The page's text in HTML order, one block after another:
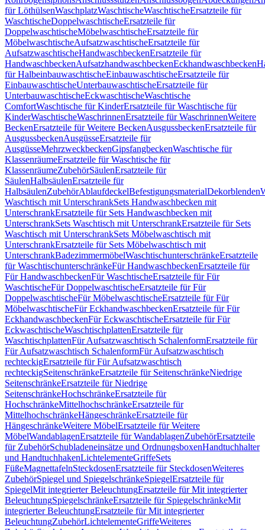
für LöthülsenWaschplatzWaschtischeWaschtischeErsatzteile für
WaschtischeDoppelwaschtischeErsatzteile für
DoppelwaschtischeMöbelwaschtischeErsatzteile für
MöbelwaschtischeAufsatzwaschtischeErsatzteile für
AufsatzwaschtischeHandwaschbeckenErsatzteile für
HandwaschbeckenAufsatzhandwaschbeckenEckhandwaschbecken
für HalbeinbauwaschtischeEinbauwaschtischeErsatzteile für
EinbauwaschtischeUnterbauwaschtischeErsatzteile für
UnterbauwaschtischeEckwaschtischeWaschtische
ComfortWaschtische für KinderErsatzteile für Waschtische für
KinderWaschtischeWaschrinnenErsatzteile für WaschrinnenWeitere
BeckenErsatzteile für Weitere BeckenAusgussbeckenErsatzteile für
AusgussbeckenAusgüsseErsatzteile für
AusgüsseMehrzweckbeckenGipsfangbeckenWaschtische für
KlassenräumeErsatzteile für Waschtische für
KlassenräumeZubehörSäulenErsatzteile für
SäulenHalbsäulenErsatzteile für
HalbsäulenZubehörAblaufdeckelBefestigungsmaterialDekorblenden
Waschtisch mit UnterschrankSets Handwaschbecken mit
UnterschrankErsatzteile für Sets Handwaschbecken mit
UnterschrankSets Waschtisch mit UnterschrankErsatzteile für Sets
Waschtisch mit UnterschrankSets Möbelwaschtisch mit
UnterschrankErsatzteile für Sets Möbelwaschtisch mit
UnterschrankBadezimmermöbelWaschtischunterschränkeErsatzteile
für WaschtischunterschränkeFür HandwaschbeckenErsatzteile für
Für HandwaschbeckenFür WaschtischeErsatzteile für Für
WaschtischeFür DoppelwaschtischeErsatzteile für Für
DoppelwaschtischeFür MöbelwaschtischeErsatzteile für Für
MöbelwaschtischeFür EckhandwaschbeckenErsatzteile für Für
EckhandwaschbeckenFür EckwaschtischeErsatzteile für Für
EckwaschtischeWaschtischplattenErsatzteile für
WaschtischplattenFür Aufsatzwaschtisch SchalenformErsatzteile für
Für Aufsatzwaschtisch SchalenformFür Aufsatzwaschtisch
rechteckigErsatzteile für Für Aufsatzwaschtisch
rechteckigSeitenschränkeErsatzteile für SeitenschränkeNiedrige
SeitenschränkeErsatzteile für Niedrige
SeitenschränkeHochschränkeErsatzteile für
HochschränkeMittelhochschränkeErsatzteile für
MittelhochschränkeHängeschränkeErsatzteile für
HängeschränkeWeitere MöbelErsatzteile für Weitere
MöbelWandablagenErsatzteile für WandablagenZubehörErsatzteile
für ZubehörSchubladeneinsätze und OrdnungsboxenHandtuchhalter
und HandtuchhakenLichtelementeGriffeSets
FüßeMagnettafelnSteckdosenErsatzteile für SteckdosenWeiteres
ZubehörSpiegel und SpiegelschränkeSpiegelErsatzteile für
SpiegelMit integrierter BeleuchtungErsatzteile für Mit integrierter
BeleuchtungSpiegelschränkeErsatzteile für SpiegelschränkeMit
integrierter BeleuchtungErsatzteile für Mit integrierter
BeleuchtungZubehörLichtelementeGriffeWeiteres